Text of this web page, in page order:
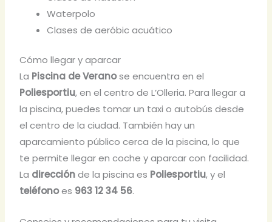
Waterpolo
Clases de aeróbic acuático
Cómo llegar y aparcar
La Piscina de Veranose encuentra en el
Poliesportiu, en el centro de L’Olleria. Para llegar a
la piscina, puedes tomar un taxi o autobús desde
el centro de la ciudad. También hay un
aparcamiento público cerca de la piscina, lo que
te permite llegar en coche y aparcar con facilidad.
La direcciónde la piscina es Poliesportiu, y el
teléfonoes 963 12 34 56.